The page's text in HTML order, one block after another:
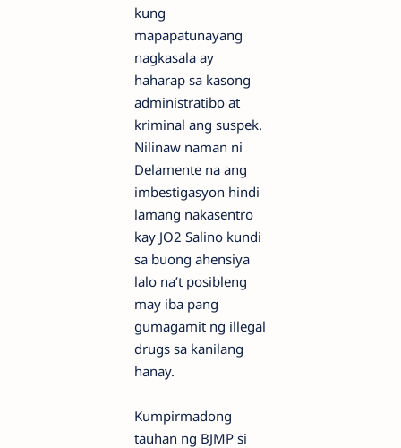
kung
mapapatunayang
nagkasala ay
haharap sa kasong
administratibo at
kriminal ang suspek.
Nilinaw naman ni
Delamente na ang
imbestigasyon hindi
lamang nakasentro
kay JO2 Salino kundi
sa buong ahensiya
lalo na’t posibleng
may iba pang
gumagamit ng illegal
drugs sa kanilang
hanay.
Kumpirmadong
tauhan ng BJMP si